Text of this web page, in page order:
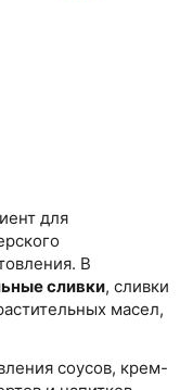
для
В
сливки, сливки
масел,
соусов, крем-